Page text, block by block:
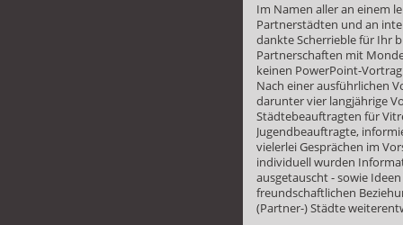
Im Namen aller an einem
Partnerstädten und an
dankte Scherrieble für Ihr
Partnerschaften mit
keinen PowerPoint-
Nach einer ausführlichen
darunter vier langjährige
Städtebeauftragten für
Jugendbeauftragte,
vielerlei Gesprächen im
individuell wurden
ausgetauscht - sowie
freundschaftlichen
(Partner-) Städte